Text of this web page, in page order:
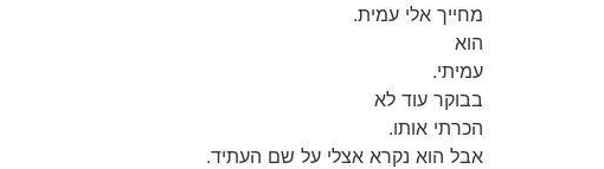
מחייך אלי עמית.
הוא
עמיתי.
בבוקר עוד לא
הכרתי אותו.
אבל הוא נקרא אצלי על שם העתיד.